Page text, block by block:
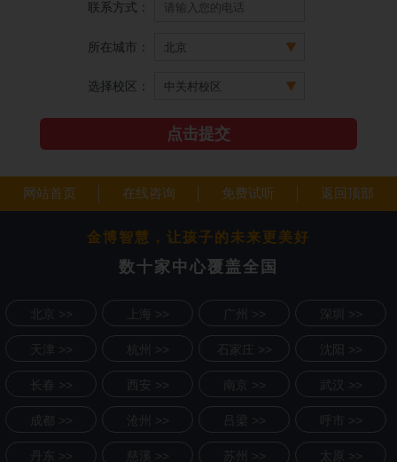
联系方式：
所在城市：
选择校区：
网站首页 在线咨询 免费试听 返回顶部
金博智慧，让孩子的未来更美好
数十家中心覆盖全国
广州 >> 深圳 >>
杭州 >> 石家庄 >> 沈阳 >>
长春 >> 西安 >>
成都 >> 沧州 >> 吕梁 >>
慈溪 >> 苏州 >>